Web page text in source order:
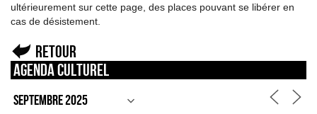
ultérieurement sur cette page, des places pouvant se libérer en
cas de désistement.
Retour
Agenda culturel